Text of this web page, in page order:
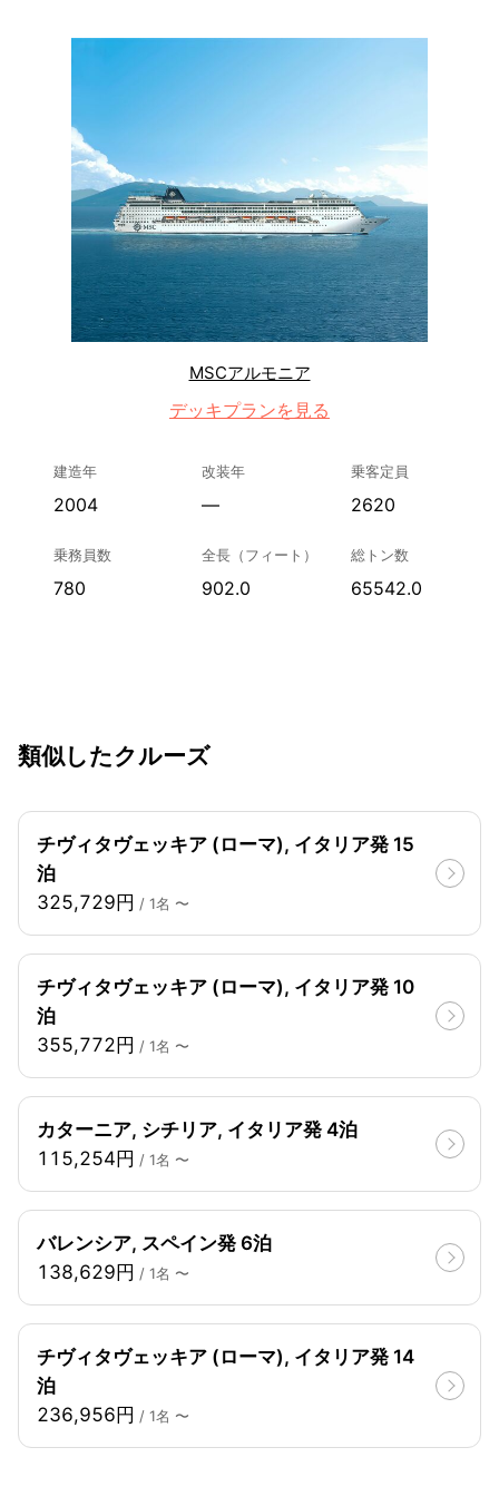
MSCアルモニア
デッキプランを見る
建造年
2004
改装年
—
乗客定員
2620
乗務員数
780
全長（フィート）
902.0
総トン数
65542.0
類似したクルーズ
チヴィタヴェッキア (ローマ), イタリア発 15
泊
325,729円 / 1名 〜
チヴィタヴェッキア (ローマ), イタリア発 10
泊
355,772円 / 1名 〜
カターニア, シチリア, イタリア発 4泊
115,254円 / 1名 〜
バレンシア, スペイン発 6泊
138,629円 / 1名 〜
チヴィタヴェッキア (ローマ), イタリア発 14
泊
236,956円 / 1名 〜